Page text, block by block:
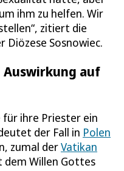
ihm zu helfen. Wir
zitiert die
Diözese Sosnowiec.
Auswirkung auf
für ihre Priester ein
der Fall in Polen
zumal derVatikan
Willen Gottes